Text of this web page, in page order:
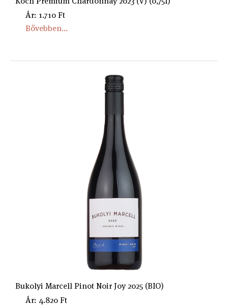
Ár: 1.710 Ft
Bővebben...
Bukolyi Marcell Pinot Noir Joy 2025 (BIO)
Ár: 4.820 Ft